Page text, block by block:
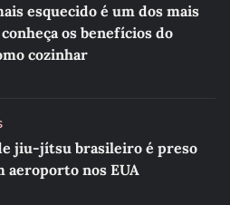
esquecido é um dos mais
os benefícios do
cozinhar
jiu-jítsu brasileiro é preso
aeroporto nos EUA